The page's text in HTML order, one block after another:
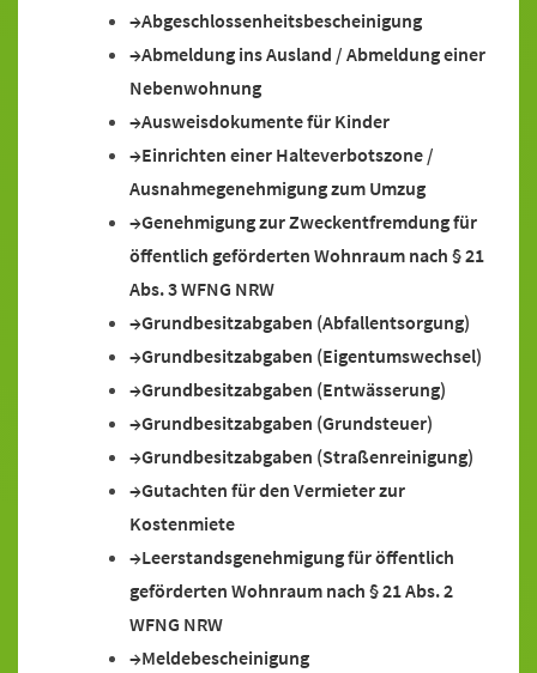
Abgeschlossenheitsbescheinigung
Abmeldung ins Ausland / Abmeldung einer
Nebenwohnung
Ausweisdokumente für Kinder
Einrichten einer Halteverbotszone /
Ausnahmegenehmigung zum Umzug
Genehmigung zur Zweckentfremdung für
öffentlich geförderten Wohnraum nach § 21
Abs. 3 WFNG NRW
Grundbesitzabgaben (Abfallentsorgung)
Grundbesitzabgaben (Eigentumswechsel)
Grundbesitzabgaben (Entwässerung)
Grundbesitzabgaben (Grundsteuer)
Grundbesitzabgaben (Straßenreinigung)
Gutachten für den Vermieter zur
Kostenmiete
Leerstandsgenehmigung für öffentlich
geförderten Wohnraum nach § 21 Abs. 2
WFNG NRW
Meldebescheinigung